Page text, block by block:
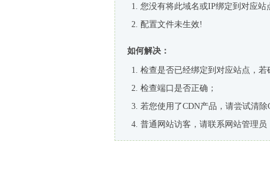
您没有将此域名或IP绑定到对应站
配置文件未生效!
如何解决：
检查是否已经绑定到对应站点，
检查端口是否正确；
若您使用了CDN产品，请尝试清除
普通网站访客，请联系网站管理员